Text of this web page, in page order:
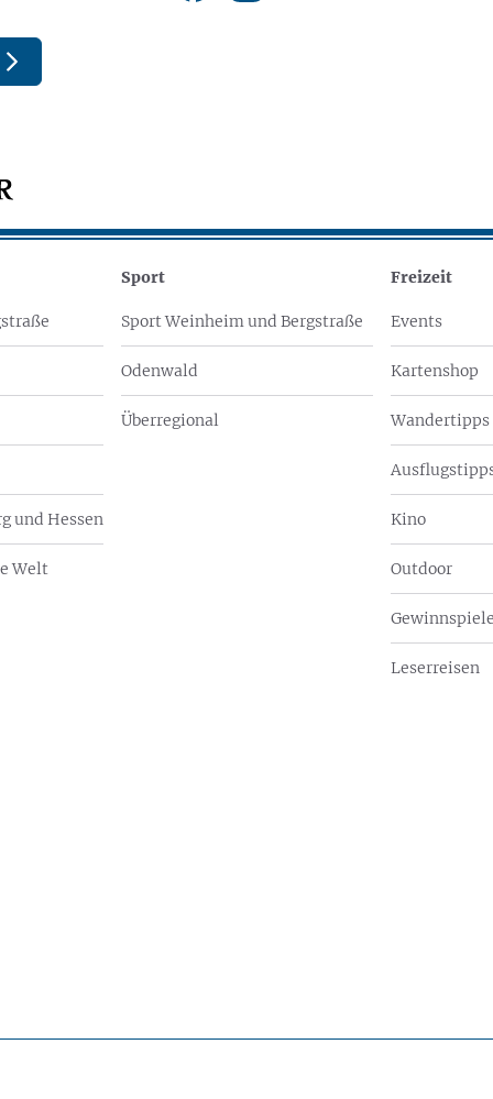
und Hessen
Welt
Sport
Sport Weinheim und Bergstraße
Odenwald
Überregional
Freizeit
Events
Kartenshop
Wandertipps
Kino
Outdoor
Leserreisen